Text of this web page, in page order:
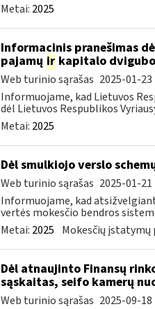
Metai: 2025
Informacinis pranešimas
pajamų irkapitalo
Web turinio sąrašas 2025-01-23
Informuojame, kad Lietuvos
dėl Lietuvos Respublikos
Metai: 2025
Dėl smulkiojo verslo
Web turinio sąrašas 2025-01-21
Informuojame, kad
vertės mokesčio bendros
Metai: 2025 Mokesčių įstatymų
Dėl atnaujinto Finansų
sąskaitas, seifo kamerų
Web turinio sąrašas 2025-09-18